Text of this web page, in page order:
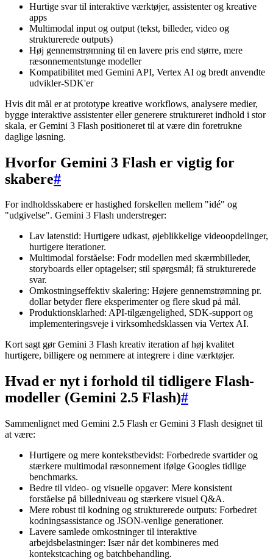
Hurtige svar til interaktive værktøjer, assistenter og kreative
apps
Multimodal input og output (tekst, billeder, video og
strukturerede outputs)
Høj gennemstrømning til en lavere pris end større, mere
ræsonnementstunge modeller
Kompatibilitet med Gemini API, Vertex AI og bredt anvendte
udvikler-SDK'er
Hvis dit mål er at prototype kreative workflows, analysere medier,
bygge interaktive assistenter eller generere struktureret indhold i stor
skala, er Gemini 3 Flash positioneret til at være din foretrukne
daglige løsning.
Hvorfor Gemini 3 Flash er vigtig for
skabere#
For indholdsskabere er hastighed forskellen mellem "idé" og
"udgivelse". Gemini 3 Flash understreger:
Lav latenstid: Hurtigere udkast, øjeblikkelige videoopdelinger,
hurtigere iterationer.
Multimodal forståelse: Fodr modellen med skærmbilleder,
storyboards eller optagelser; stil spørgsmål; få strukturerede
svar.
Omkostningseffektiv skalering: Højere gennemstrømning pr.
dollar betyder flere eksperimenter og flere skud på mål.
Produktionsklarhed: API-tilgængelighed, SDK-support og
implementeringsveje i virksomhedsklassen via Vertex AI.
Kort sagt gør Gemini 3 Flash kreativ iteration af høj kvalitet
hurtigere, billigere og nemmere at integrere i dine værktøjer.
Hvad er nyt i forhold til tidligere Flash-
modeller (Gemini 2.5 Flash)#
Sammenlignet med Gemini 2.5 Flash er Gemini 3 Flash designet til
at være:
Hurtigere og mere kontekstbevidst: Forbedrede svartider og
stærkere multimodal ræsonnement ifølge Googles tidlige
benchmarks.
Bedre til video- og visuelle opgaver: Mere konsistent
forståelse på billedniveau og stærkere visuel Q&A.
Mere robust til kodning og strukturerede outputs: Forbedret
kodningsassistance og JSON-venlige generationer.
Lavere samlede omkostninger til interaktive
arbejdsbelastninger: Især når det kombineres med
kontekstcaching og batchbehandling.